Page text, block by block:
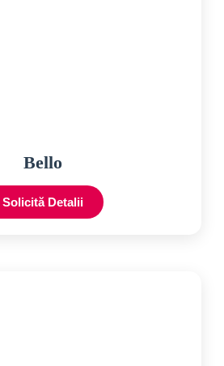
Bello
Solicită Detalii